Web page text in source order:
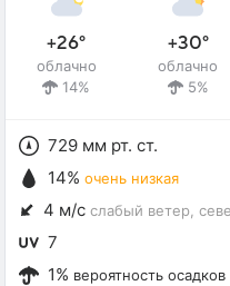
+26°
облачно
14%
+30°
облачно
5%
729 мм рт. ст.
14% очень низкая
4 м/с слабый ветер ,
7
1% вероятность осадков